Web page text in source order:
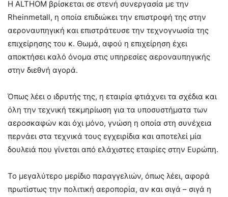
Η ALTHOM βρίσκεται σε στενή συνεργασία με την
Rheinmetall, η οποία επιδιώκει την επιστροφή της στην
αεροναυπηγική και επιστράτευσε την τεχνογνωσία της
επιχείρησης του κ. Θωμά, αφού η επιχείρηση έχει
αποκτήσει καλό όνομα στις υπηρεσίες αεροναυπηγικής
στην διεθνή αγορά.
Όπως λέει ο ιδρυτής της, η εταιρία φτιάχνει τα σχέδια και
όλη την τεχνική τεκμηρίωση για τα υποσυστήματα των
αεροσκαφών και όχι μόνο, γνώση η οποία στη συνέχεια
περνάει στα τεχνικά τους εγχειρίδια και αποτελεί μία
δουλειά που γίνεται από ελάχιστες εταιρίες στην Ευρώπη.
Το μεγαλύτερο μερίδιο παραγγελιών, όπως λέει, αφορά
πρωτίστως την πολιτική αεροπορία, αν και σιγά – σιγά η